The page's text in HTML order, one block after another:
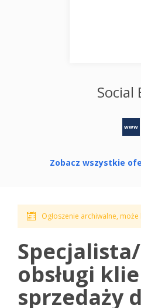
Ogłoszenie archiwalne,
obsługi
sprzedaży
Social
www
Zobacz wszystkie